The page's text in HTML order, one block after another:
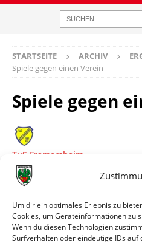
Um dir ein optimales Erlebnis zu
Cookies, um Geräteinformationen zu
Wenn du diesen Technologien
Surfverhalten oder eindeutige IDs
STARTSEITE ARCHIV
Spiele gegen einen Verein
Spiele gegen
TuS Framersheim
Bilanz
Datum
07.07.2024
11:30
TuS
Framersheim
- Wormatia